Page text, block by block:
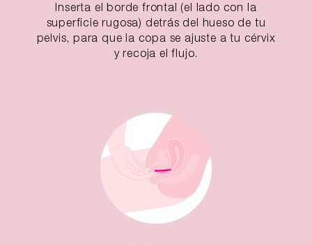
Inserta el borde frontal (el lado con la
superficie rugosa) detrás del hueso de tu
pelvis, para que la copa se ajuste a tu cérvix
y recoja el flujo.